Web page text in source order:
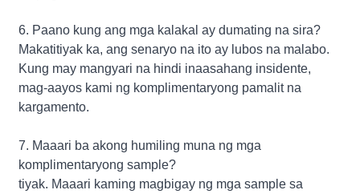
6. Paano kung ang mga kalakal ay dumating na sira?
Makatitiyak ka, ang senaryo na ito ay lubos na malabo.
Kung may mangyari na hindi inaasahang insidente,
mag-aayos kami ng komplimentaryong pamalit na
kargamento.
7. Maaari ba akong humiling muna ng mga
komplimentaryong sample?
tiyak. Maaari kaming magbigay ng mga sample sa